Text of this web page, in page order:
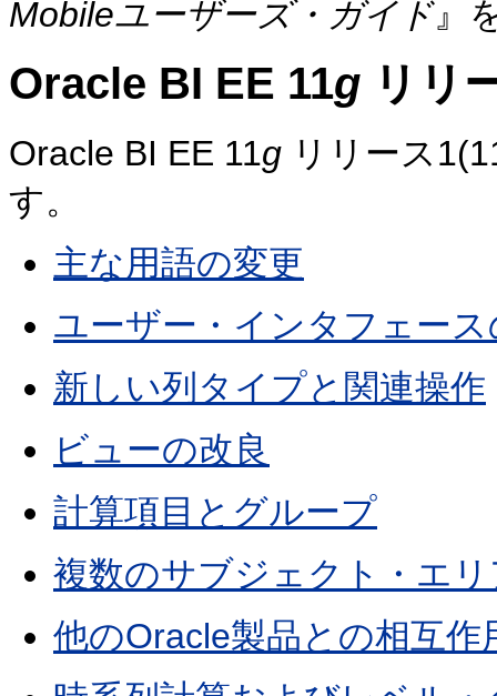
Mobileユーザーズ・ガイド』
Oracle BI EE 11g リリ
Oracle BI EE 11g リリース
す。
主な用語の変更
ユーザー・インタフェー
新しい列タイプと関連操作
ビューの改良
計算項目とグループ
複数のサブジェクト・エ
他のOracle製品との相互作